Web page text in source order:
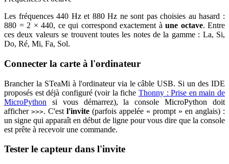
Les fréquences 440 Hz et 880 Hz ne sont pas choisies au hasard :
880 = 2 × 440, ce qui correspond exactement à une octave. Entre
ces deux valeurs se trouvent toutes les notes de la gamme : La, Si,
Do, Ré, Mi, Fa, Sol.
Connecter la carte à l'ordinateur
Brancher la STeaMi à l'ordinateur via le câble USB. Si un des IDE
proposés est déjà configuré (voir la ficheThonny : Prise en main de
MicroPython si vous démarrez), la console MicroPython doit
afficher >>>. C'est l'invite (parfois appelée « prompt » en anglais) :
un signe qui apparaît en début de ligne pour vous dire que la console
est prête à recevoir une commande.
Tester le capteur dans l'invite